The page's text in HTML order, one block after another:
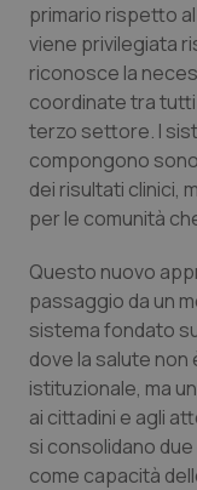
primario rispetto
viene privilegiata
riconosce la
coordinate tra tutti
terzo settore. I
compongono
dei risultati clinici,
per le comunità
Questo nuovo
passaggio da un
sistema fondato
dove la salute
istituzionale, ma
ai cittadini e agli
si consolidano
come capacità